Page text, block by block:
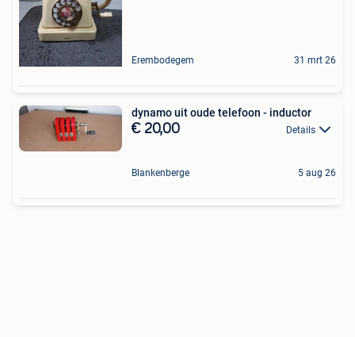
Erembodegem 31 mrt 26
dynamo uit oude telefoon - inductor
€ 20,00 Details
Blankenberge 5 aug 26